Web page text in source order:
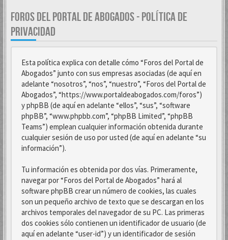
FOROS DEL PORTAL DE ABOGADOS - POLÍTICA DE
PRIVACIDAD
Esta política explica con detalle cómo “Foros del Portal de
Abogados” junto con sus empresas asociadas (de aquí en
adelante “nosotros”, “nos”, “nuestro”, “Foros del Portal de
Abogados”, “https://www.portaldeabogados.com/foros”)
y phpBB (de aquí en adelante “ellos”, “sus”, “software
phpBB”, “www.phpbb.com”, “phpBB Limited”, “phpBB
Teams”) emplean cualquier información obtenida durante
cualquier sesión de uso por usted (de aquí en adelante “su
información”).
Tu información es obtenida por dos vías. Primeramente,
navegar por “Foros del Portal de Abogados” hará al
software phpBB crear un número de cookies, las cuales
son un pequeño archivo de texto que se descargan en los
archivos temporales del navegador de su PC. Las primeras
dos cookies sólo contienen un identificador de usuario (de
aquí en adelante “user-id”) y un identificador de sesión